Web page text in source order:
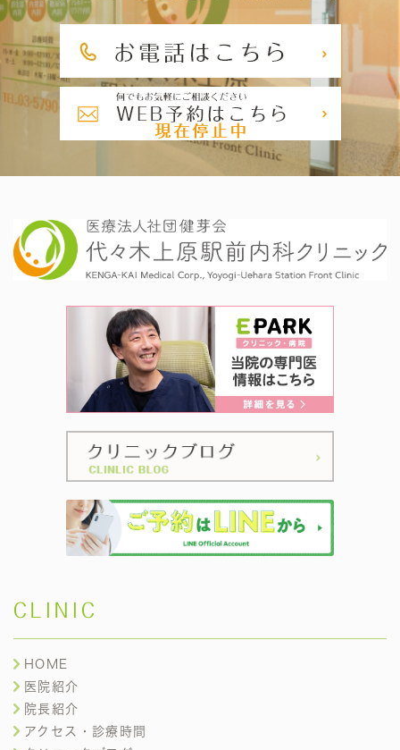
CLINIC
HOME
医院紹介
院長紹介
アクセス・診療時間